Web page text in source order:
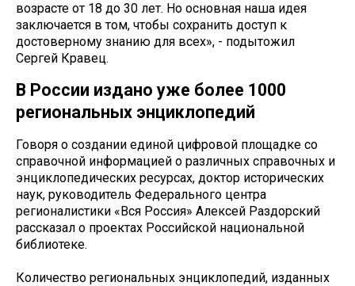
возрасте от 18 до 30 лет. Но основная наша идея
заключается в том, чтобы сохранить доступ к
достоверному знанию для всех», - подытожил
Сергей Кравец.
В России издано уже более 1000
региональных энциклопедий
Говоря о создании единой цифровой площадке со
справочной информацией о различных справочных и
энциклопедических ресурсах, доктор исторических
наук, руководитель Федерального центра
регионалистики «Вся Россия» Алексей Раздорский
рассказал о проектах Российской национальной
библиотеке.
Количество региональных энциклопедий, изданных